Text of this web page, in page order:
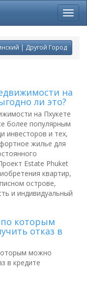
| Другой Город
на
ли это?
на Пхукете
более популярным
инвесторов и тех,
жилье для
Estate Phuket
квартир,
острове,
и индивидуальный
которым
отказ в
можно
в кредите